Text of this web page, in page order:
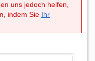
uns jedoch helfen,
indem Sie Ihr